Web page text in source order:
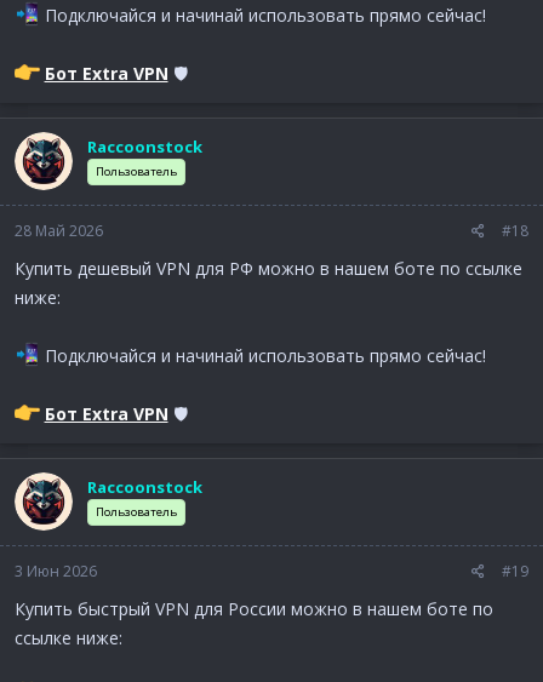
Подключайся и начинай использовать прямо сейчас!
Бот Extra VPN 🛡
Raccoonstock
Пользователь
28 Май 2026 #18
Купить дешевый VPN для РФ можно в нашем боте по ссылке
ниже:
Подключайся и начинай использовать прямо сейчас!
Бот Extra VPN 🛡
Raccoonstock
Пользователь
3 Июн 2026 #19
Купить быстрый VPN для России можно в нашем боте по
ссылке ниже: